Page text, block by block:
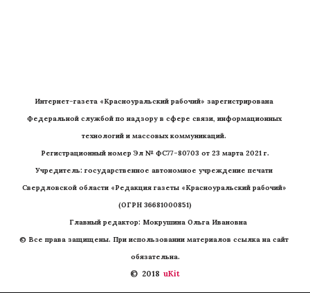
Интернет-газета «Красноуральский рабочий» зарегистрирована
Федеральной службой по надзору в сфере связи, информационных
технологий и массовых коммуникаций.
Регистрационный номер Эл № ФС77-80703 от 23 марта 2021 г.
Учредитель: государственное автономное учреждение печати
Свердловской области «Редакция газеты «Красноуральский рабочий»
(ОГРН 36681000851)
   Главный редактор: Мокрушина Ольга Ивановна
© Все права защищены. При использовании материалов ссылка на сайт
обязательна.
©  2018 uKit